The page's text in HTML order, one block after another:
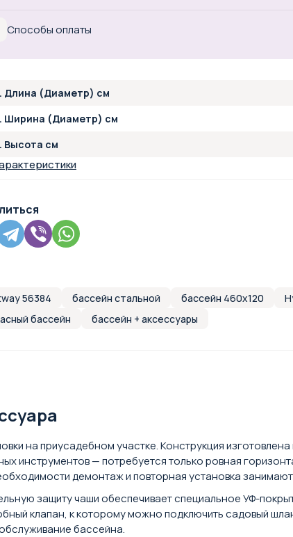
Способы оплаты
Длина (Диаметр) см
Ширина (Диаметр) см
Высота см
56384 бассейн стальной бассейн 460x120
бассейн
бассейн + аксессуары
на приусадебном участке. Конструкция
инструментов — потребуется только ровная
демонтаж и повторная установка
защиту чаши обеспечивает специальное УФ-
клапан, к которому можно подключить садовый
бассейна.